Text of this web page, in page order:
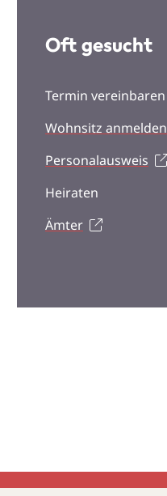
Oft gesucht
Termin vereinbaren
Wohnsitz anmelden
Personalausweis
Heiraten
Ämter